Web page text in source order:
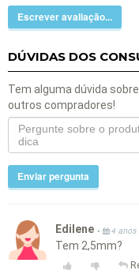
Escrever avaliação...
DÚVIDAS DOS
Tem alguma dúvida
outros compradores!
Enviar pergunta
Edilene • 4 anos
Tem 2,5mm?